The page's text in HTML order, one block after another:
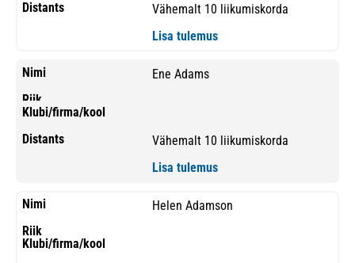
Vähemalt 10 liikumiskorda
Lisa tulemus
Ene Adams
Vähemalt 10 liikumiskorda
Lisa tulemus
Helen Adamson